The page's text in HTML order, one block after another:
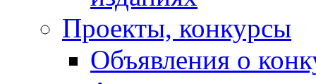
Проекты, конкурсы
Объявления о